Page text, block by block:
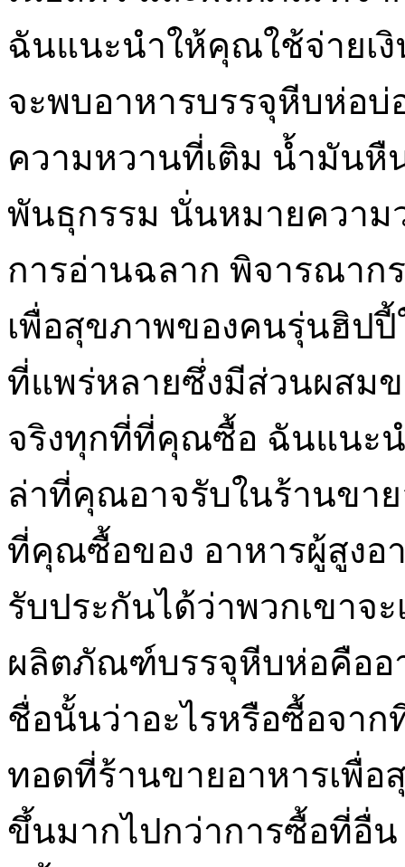
ฉันแนะนำให้คุณใช้จ่ายเ
จะพบอาหารบรรจุหีบห่อบ่
ความหวานที่เติม น้ำมันหื
พันธุกรรม นั่นหมายควา
การอ่านฉลาก พิจารณาก
เพื่อสุขภาพของคนรุ่นฮิป
ที่แพร่หลายซึ่งมีส่วนผสม
จริงทุกที่ที่คุณซื้อ ฉันแนะ
ล่าที่คุณอาจรับในร้านขา
ที่คุณซื้อของ อาหารผู้สูง
รับประกันได้ว่าพวกเขาจ
ผลิตภัณฑ์บรรจุหีบห่อคืออ
ชื่อนั้นว่าอะไรหรือซื้อจา
ทอดที่ร้านขายอาหารเพื่
ขึ้นมากไปกว่าการซื้อที่อื่